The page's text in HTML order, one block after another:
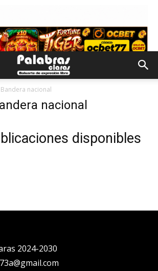
Bandera nacional
nacional
disponibles
2024-2030